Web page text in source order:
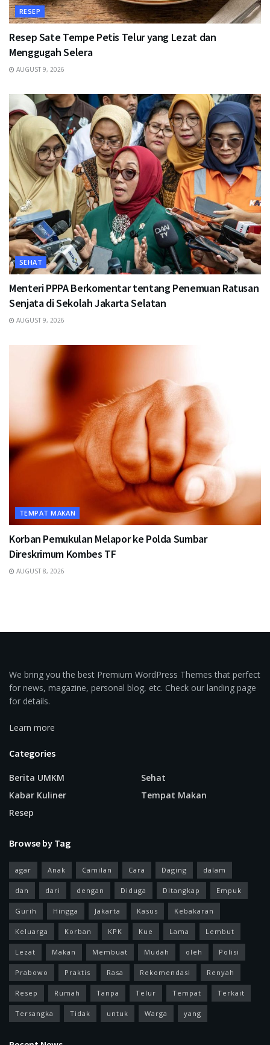
RESEP
Resep Sate Tempe Petis Telur yang Lezat dan
Menggugah Selera
AUGUST 9, 2026
SEHAT
Menteri PPPA Berkomentar tentang Penemuan Ratusan
Senjata di Sekolah Jakarta Selatan
AUGUST 9, 2026
TEMPAT MAKAN
Korban Pemukulan Melapor ke Polda Sumbar
Direskrimum Kombes TF
AUGUST 8, 2026
We bring you the best Premium WordPress Themes that perfect
for news, magazine, personal blog, etc. Check our landing page
for details.
Learn more
Categories
Berita UMKM
Kabar Kuliner
Resep
Sehat
Tempat Makan
Browse by Tag
agar Anak Camilan Cara Daging dalam
dan dari dengan Diduga Ditangkap Empuk
Gurih Hingga Jakarta Kasus Kebakaran
Keluarga Korban KPK Kue Lama Lembut
Lezat Makan Membuat Mudah oleh Polisi
Prabowo Praktis Rasa Rekomendasi Renyah
Resep Rumah Tanpa Telur Tempat Terkait
Tersangka Tidak untuk Warga yang